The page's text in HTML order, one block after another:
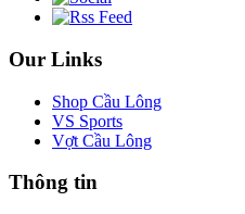
Our Links
Shop Cầu Lông
VS Sports
Vợt Cầu Lông
Thông tin